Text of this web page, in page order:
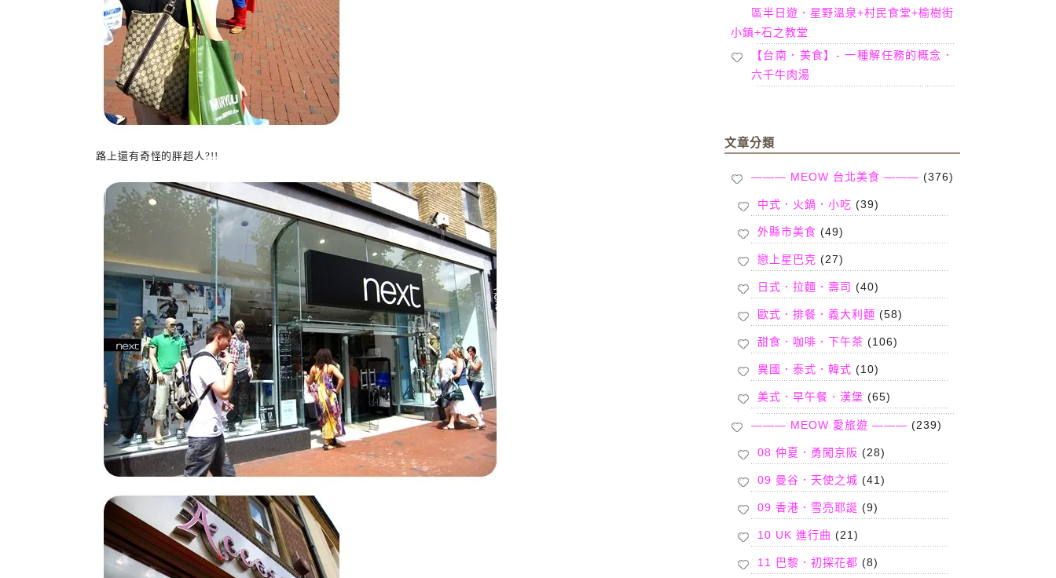
路上還有奇怪的胖超人?!!
區半日遊．星野溫泉+村民食堂+榆樹街
小鎮+石之教堂
【台南．美食】- 一種解任務的概念．
六千牛肉湯
文章分類
——— MEOW 台北美食 ——— (376)
中式．火鍋．小吃 (39)
外縣市美食 (49)
戀上星巴克 (27)
日式．拉麵．壽司 (40)
歐式．排餐．義大利麵 (58)
甜食．咖啡．下午茶 (106)
異國．泰式．韓式 (10)
美式．早午餐．漢堡 (65)
——— MEOW 愛旅遊 ——— (239)
08 仲夏．勇闖京阪 (28)
09 曼谷．天使之城 (41)
09 香港．雪亮耶誕 (9)
10 UK 進行曲 (21)
11 巴黎．初探花都 (8)